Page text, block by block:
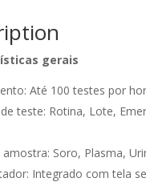
gerais
Até 100 testes por
teste: Rotina, Lote,
Soro, Plasma,
Integrado com tela